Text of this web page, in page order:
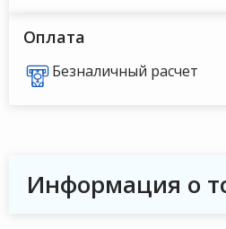
Оплата
Безналичный расчет
Информация о